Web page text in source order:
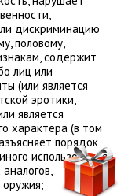
дискриминацию
половому,
содержит
лиц или
(или является
эротики,
является
характера (в том
порядок
использования
оружия;